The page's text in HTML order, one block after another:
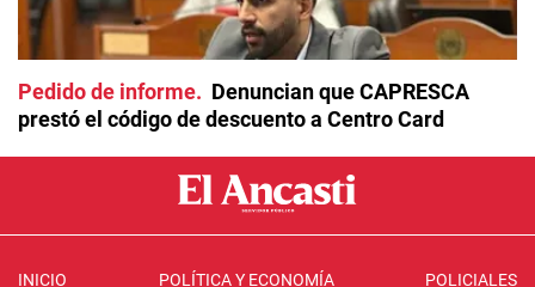
Pedido de informe
Denuncian que CAPRESCA
prestó el código de descuento a Centro Card
INICIO POLÍTICA Y ECONOMÍA POLICIALES